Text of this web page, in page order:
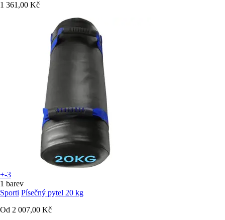
1 361,00 Kč
+-3
1 barev
Sporti Písečný pytel 20 kg
Od 2 007,00 Kč